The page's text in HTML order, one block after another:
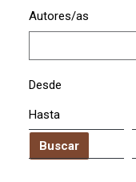
Autores/as
Desde
Hasta
Buscar